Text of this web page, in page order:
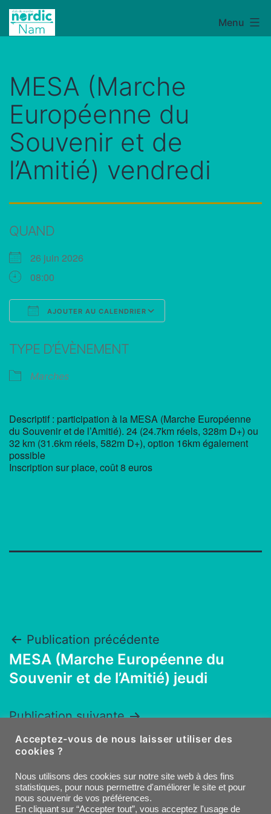
Aller
NordicNam Menu
MESA (Marche
Européenne du
Souvenir et de
l’Amitié) vendredi
QUAND
26 juin 2026
08:00
AJOUTER AU CALENDRIER
TYPE D’ÉVÈNEMENT
Marches
Descriptif : participation à la MESA (Marche Européenne
du Souvenir et de l’Amitié). 24 (24.7km réels, 328m D+) ou
32 km (31.6km réels, 582m D+), option 16km également
possible
Inscription sur place, coût 8 euros
Navigation
de
Publication précédente
MESA (Marche Européenne du
Souvenir et de l’Amitié) jeudi
Publication suivante
Marche du jeudi matin
Facebook
E-
mail
Acceptez-vous de nous laisser utiliser des
cookies ?
Nous utilisons des cookies sur notre site web à des fins
statistiques, pour nous permettre d'améliorer le site et pour
nous souvenir de vos préférences.
En cliquant sur “Accepter tout”, vous acceptez l'usage de